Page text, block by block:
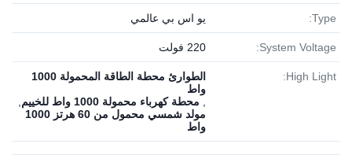
Type: يو اس بي عالمي
System Voltage: 220 فولت
High Light:
الطوارئ محطة الطاقة المحمولة 1000
واط
محطة كهرباء محمولة 1000 واط للخييم
مولد شمسي محمول من 60 هرتز 1000
واط